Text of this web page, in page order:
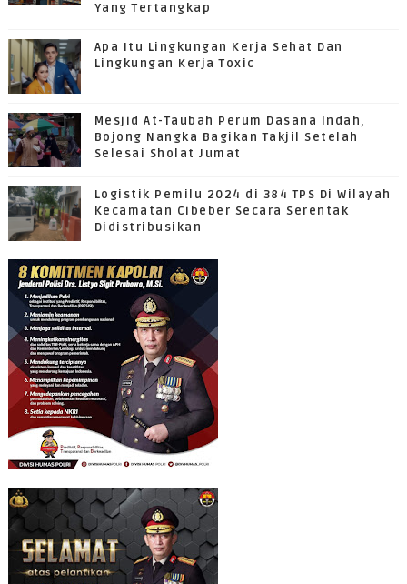
Yang Tertangkap
Apa Itu Lingkungan Kerja Sehat Dan
Lingkungan Kerja Toxic
Mesjid At-Taubah Perum Dasana Indah,
Bojong Nangka Bagikan Takjil Setelah
Selesai Sholat Jumat
Logistik Pemilu 2024 di 384 TPS Di Wilayah
Kecamatan Cibeber Secara Serentak
Didistribusikan